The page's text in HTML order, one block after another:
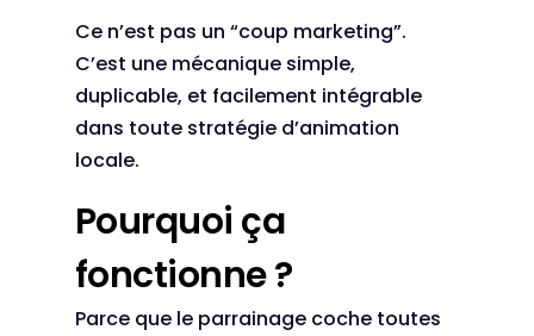
Ce n’est pas un “coup marketing”.
C’est une mécanique simple,
duplicable, et facilement intégrable
dans toute stratégie d’animation
locale.
Pourquoi ça
fonctionne ?
Parce que le parrainage coche toutes